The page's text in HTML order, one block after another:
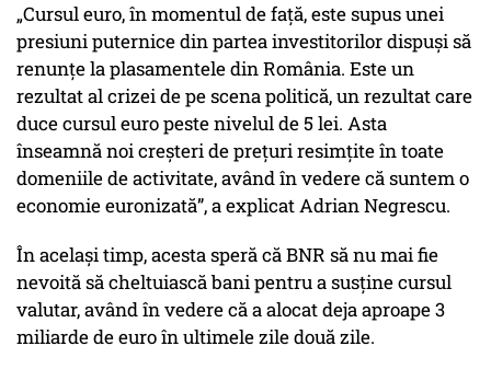
„Cursul euro, în momentul de față, este supus unei
presiuni puternice din partea investitorilor dispuși să
renunțe la plasamentele din România. Este un
rezultat al crizei de pe scena politică, un rezultat care
duce cursul euro peste nivelul de 5 lei. Asta
înseamnă noi creșteri de prețuri resimțite în toate
domeniile de activitate, având în vedere că suntem o
economie euronizată”, a explicat Adrian Negrescu.
În același timp, acesta speră că BNR să nu mai fie
nevoită să cheltuiască bani pentru a susține cursul
valutar, având în vedere că a alocat deja aproape 3
miliarde de euro în ultimele zile două zile.